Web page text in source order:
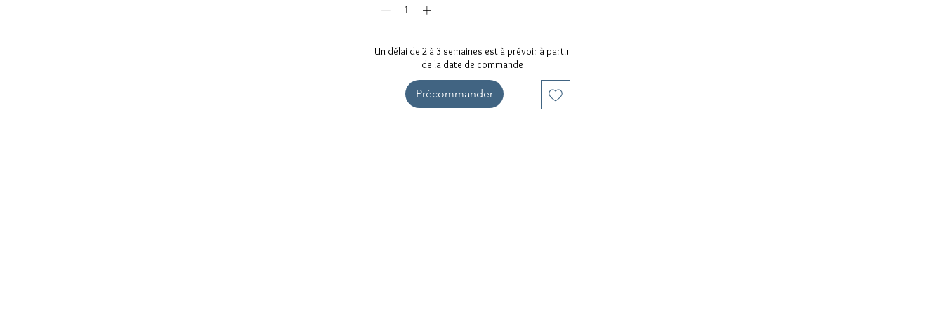
Un délai de 2 à 3 semaines est à prévoir à partir
de la date de commande
Précommander